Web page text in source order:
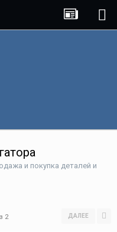
и покупка деталей и
ДАЛЕЕ
2